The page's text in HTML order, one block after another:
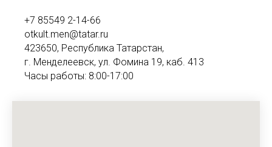
+7 85549 2-14-66
otkult.men@tatar.ru
423650, Республика Татарстан,
г. Менделеевск, ул. Фомина 19, каб. 413
Часы работы: 8:00-17:00